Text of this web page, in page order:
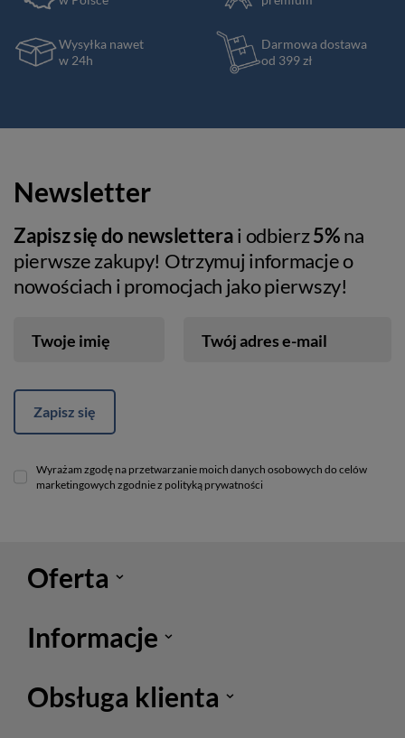
Wysyłka nawet
w 24h
Darmowa dostawa
od 399 zł
Newsletter
Zapisz się do newsletterai odbierz5%na
pierwsze zakupy! Otrzymuj informacje o
nowościach i promocjach jako pierwszy!
Twoje imię Twój adres e-mail
Zapisz się
Wyrażam zgodę na przetwarzanie moich danych osobowych do celów
marketingowych zgodnie z polityką prywatności
Oferta
Informacje
Obsługa klienta